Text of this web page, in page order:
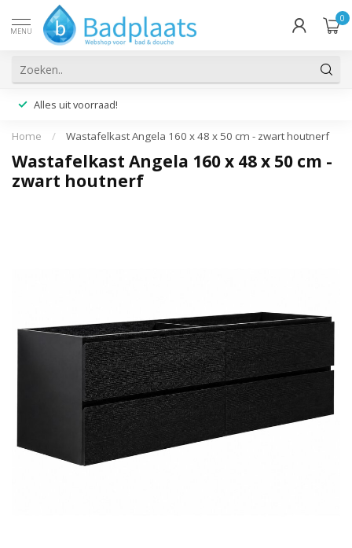
MENU
0
Alles uit voorraad!
Home / Wastafelkast Angela 160 x 48 x 50 cm - zwart houtnerf
Wastafelkast Angela 160 x 48 x 50 cm -
zwart houtnerf